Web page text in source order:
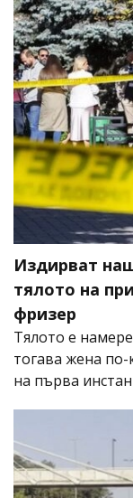
Издирват
тялото на
фризер
Тялото е
тогава жена
на първа